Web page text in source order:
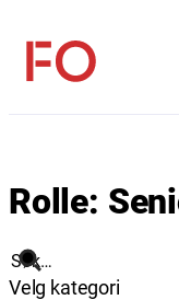
innhold
FO
Rolle:
Søk
Velg kategori